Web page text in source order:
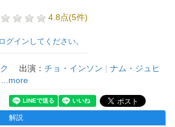
4.8点(5件)
グインしてください。
出演： チョ・インソン | ナム・ジュヒ
...more
解説